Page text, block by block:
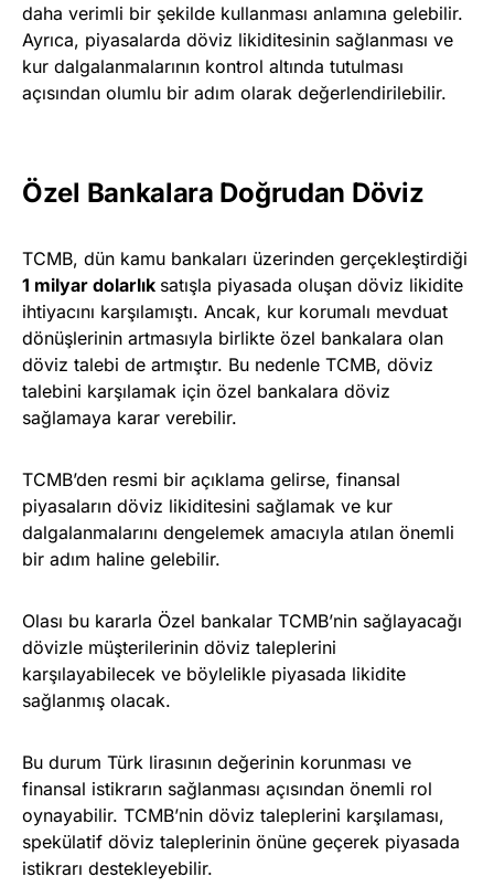
daha verimli bir şekilde kullanması anlamına gelebilir.
Ayrıca, piyasalarda döviz likiditesinin sağlanması ve
kur dalgalanmalarının kontrol altında tutulması
açısından olumlu bir adım olarak değerlendirilebilir.
Özel Bankalara Doğrudan Döviz
TCMB, dün kamu bankaları üzerinden gerçekleştirdiği
1 milyar dolarlık satışla piyasada oluşan döviz likidite
ihtiyacını karşılamıştı. Ancak, kur korumalı mevduat
dönüşlerinin artmasıyla birlikte özel bankalara olan
döviz talebi de artmıştır. Bu nedenle TCMB, döviz
talebini karşılamak için özel bankalara döviz
sağlamaya karar verebilir.
TCMB’den resmi bir açıklama gelirse, finansal
piyasaların döviz likiditesini sağlamak ve kur
dalgalanmalarını dengelemek amacıyla atılan önemli
bir adım haline gelebilir.
Olası bu kararla Özel bankalar TCMB’nin sağlayacağı
dövizle müşterilerinin döviz taleplerini
karşılayabilecek ve böylelikle piyasada likidite
sağlanmış olacak.
Bu durum Türk lirasının değerinin korunması ve
finansal istikrarın sağlanması açısından önemli rol
oynayabilir. TCMB’nin döviz taleplerini karşılaması,
spekülatif döviz taleplerinin önüne geçerek piyasada
istikrarı destekleyebilir.